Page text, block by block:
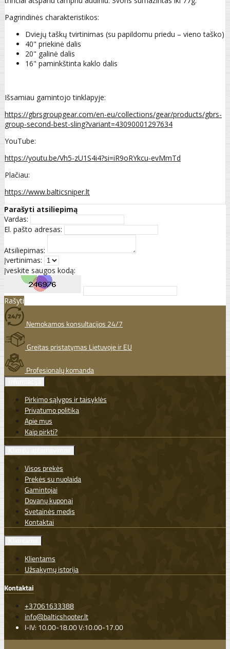
Pagrindinės charakteristikos:
Dviejų taškų tvirtinimas (su papildomu priedu – vieno taško)
40" priekinė dalis
20" galinė dalis
16" paminkštinta kaklo dalis
Išsamiau gamintojo tinklapyje:
https://gbrsgroupgear.com/en-eu/collections/gear/products/gbrs-
group-second-best-sling?variant=43090001297634
YouTube:
https://youtu.be/Vh5-zU1S4i4?si=iR9oRYkcu-evMmTd
Plačiau:
https://www.balticsniper.lt
Parašyti atsiliepimą
Vardas:
El. pašto adresas:
Atsiliepimas:
Įvertinimas:
Įveskite saugos kodą:
Rašyti
Nemokamos konsultacijos 24/7
Greitas pristatymas Lietuvoje ir EU
Profesionalų komanda
Pirkimo sąlygos ir taisyklės
Privatumo politika
Apie mus
Kaip pirkti?
Visos prekės
Prekės su nuolaida
Gamintojai
Dovanų kuponai
Svetainės medis
Kontaktai
Klientams
Užsakymų istorija
Kontaktai
+37061633388
info@balticshooter.lt
I-IV: 10.00-18.00 V:10.00-17.00